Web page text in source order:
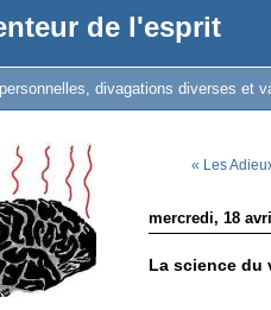
de l'esprit
divagations diverses et
« Les
mercredi, 18
La science du